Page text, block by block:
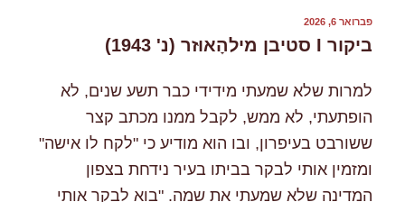
פורסם
פברואר 6, 2026
ביקור I סטיבן מילהָאוּזר (נ' 1943)
למרות שלא שמעתי מידידי כבר תשע שנים, לא
הופתעתי, לא ממש, לקבל ממנו מכתב קצר
ששורבט בעיפרון, ובו הוא מודיע כי "לקח לו אישה"
ומזמין אותי לבקר בביתו בעיר נידחת בצפון
המדינה שלא שמעתי את שמה. "בוא לבקר אותי